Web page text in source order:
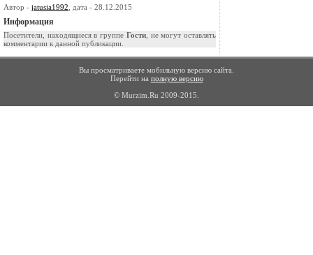
Автор - jatusia1992 , дата - 28.12.2015
Информация
Посетители, находящиеся в группе Гости, не могут оставлять
комментарии к данной публикации.
Вы просматриваете мобильную версию сайта.
Перейти на полную версию
© Murzim.Ru 2009-2015.